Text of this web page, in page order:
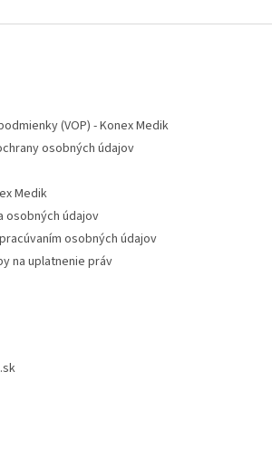
(VOP) - Konex Medik
osobných údajov
Medik
osobných údajov
osobných údajov
na uplatnenie práv